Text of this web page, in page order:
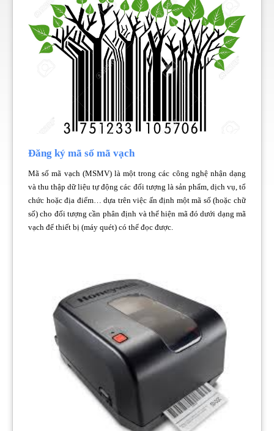
Đăng ký mã số mã vạch
Mã số mã vạch (MSMV) là một trong các công nghệ nhận dạng
và thu thập dữ liệu tự động các đối tượng là sản phẩm, dịch vụ, tổ
chức hoặc địa điểm… dựa trên việc ấn định một mã số (hoặc chữ
số) cho đối tượng cần phân định và thể hiện mã đó dưới dạng mã
vạch để thiết bị (máy quét) có thể đọc được.